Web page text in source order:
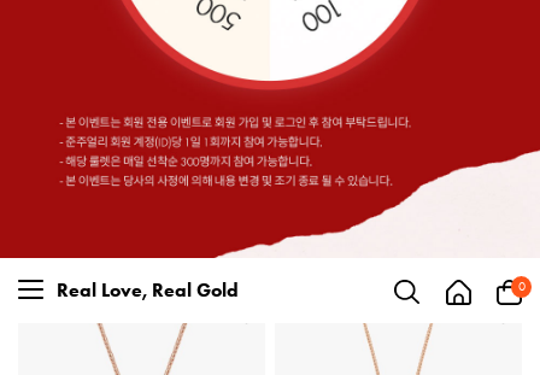
Real Love, Real Gold 0